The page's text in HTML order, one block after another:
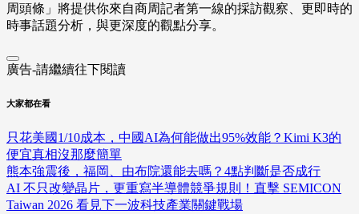
周頭條」將提供你來自商周記者第一線的採訪觀察、 更即時的
時事話題分析，與更深度的觀點分享。
廣告-請繼續往下閱讀
大家都在看
只花美國1/10成本，中國AI為何能做出95%效能？Kimi K3的
便宜真相沒那麼簡單
熊本強震後，福岡、由布院還能去嗎？4點判斷是否成行
AI 不只改變晶片，更重寫半導體競爭規則！直擊 SEMICON
Taiwan 2026 看見下一波科技產業關鍵戰場